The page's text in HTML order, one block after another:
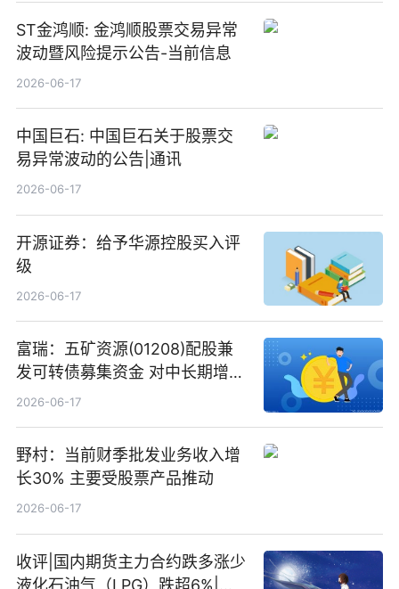
ST金鸿顺: 金鸿顺股票交易异常
波动暨风险提示公告-当前信息
2026-06-17
中国巨石: 中国巨石关于股票交
易异常波动的公告|通讯
2026-06-17
开源证券：给予华源控股买入评
级
2026-06-17
富瑞：五矿资源(01208)配股兼
发可转债募集资金 对中长期增长
和战略定位正面|当前焦点
2026-06-17
野村：当前财季批发业务收入增
长30% 主要受股票产品推动
2026-06-17
收评|国内期货主力合约跌多涨少
液化石油气（LPG）跌超6%|头